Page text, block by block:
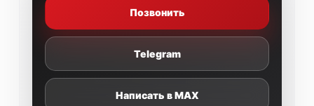
Позвонить
Telegram
Написать в MAX